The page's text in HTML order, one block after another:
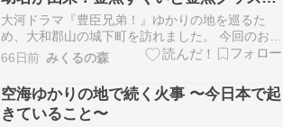
満喫
大河ドラマ『豊臣兄弟！』ゆかりの地を巡るた
め、大和郡山の城下町を訪れました。 今回のお目
当てのひとつが、おみやげ処「こちくや」です。
最初は「こちくや」という店名を見て、変わった
名前だなと思っていたのですが、実は豊臣秀長の
幼名「小竹（こちく）」に由来していることを知
ってびっくり…
66日前 みくるの森
空海ゆかりの地で続く火事 〜今日本で起
きていること〜